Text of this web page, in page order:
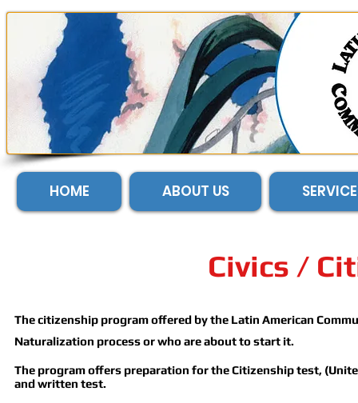
HOME ABOUT US
Civics /
The citizenship program offered by the Latin American
Naturalization process or who are about to start it.
The program offers preparation for the Citizenship test,
and written test.